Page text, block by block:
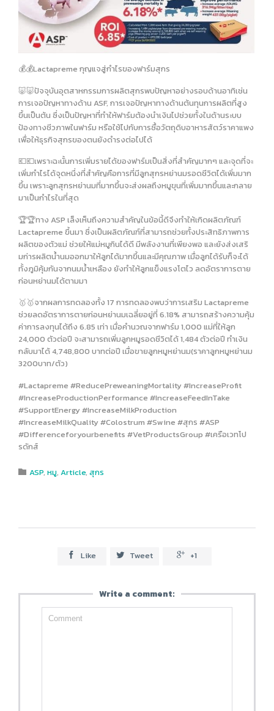
💰💰Lactapreme กุญแจสู่กำไรของฟาร์มสุกร
🐷🐷ปัจจุบันอุตสาหกรรมการผลิตสุกรพบปัญหาอย่างรอบด้านอาทิเช่น
การเจอปัญหาทางด้าน ASF, การเจอปัญหาทางด้านต้นทุนการผลิตที่สูง
ขึ้นเป็นต้น ซึ่งเป็นปัญหาที่ทำให้ฟาร์มต้องนำเงินไปช่วยทั้งในด้านระบบ
ป้องทางชีวภาพในฟาร์ม หรือใช้ไปกับการซื้อวัตถุดิบอาหารสัตว์ราคาแพง
เพื่อให้ธุรกิจสุกรของตนยังดำรงต่อไปได้
💶💶เพราะฉะนั้นการเพิ่มรายได้ของฟาร์มเป็นสิ่งที่สำคัญมากๆ และจุดที่จะ
เพิ่มกำไรได้จุดหนึ่งที่สำคัญคือการที่มีลูกสุกรหย่านมรอดชีวิตได้เพิ่มมาก
ขึ้น เพราะลูกสุกรหย่านมที่มากขึ้นจะส่งผลถึงหมูขุนที่เพิ่มมากขึ้นและกลาย
มาเป็นกำไรในที่สุด
🏆🏆ทาง ASP เล็งเห็นถึงความสำคัญในข้อนี้ดีจึงทำให้เกิดผลิตภัณฑ์
Lactapreme ขึ้นมา ซึ่งเป็นผลิตภัณฑ์ที่สามารถช่วยทั้งประสิทธิภาพการ
ผลิตของตัวแม่ ช่วยให้แม่หมูกินได้ดี มีพลังงานที่เพียงพอ และยังส่งเสริ
มก่ารผลิตน้ำนมออกมาให้ลูกได้มากขึ้นและมีคุณภาพ เมื่อลูกได้รับก็จะได้
ทั้งภูมิคุ้มกันจากนมน้ำเหลือง ยังทำให้ลูกแข็งแรงโตไว ลดอัตราการตาย
ก่อนหย่านมได้ตามมา
🥇🥇จากผลการทดลองทั้ง 17 การทดลองพบว่าการเสริม Lactapreme
ช่วยลดอัตราการตายก่อนหย่านมเฉลี่ยอยู่ที่ 6.18% สามารถสร้างความคุ้ม
ค่าการลงทุนได้ถึง 6.85 เท่า เมื่อคำนวณจากฟาร์ม 1,000 แม่ที่ให้ลูก
24,000 ตัวต่อปี จะสามารถเพิ่มลูกหมูรอดชีวิตได้ 1,484 ตัวต่อปี ทำเงิน
กลับมาได้ 4,748,800 บาทต่อปี เมื่อขายลูกหมูหย่านม(ราคาลูกหมูหย่านม
3200บาท/ตัว)
#Lactapreme #ReducePreweaningMortality #IncreaseProfit
#IncreaseProductionPerformance #IncreaseFeedInTake
#SupportEnergy #IncreaseMilkProduction
#IncreaseMilkQuality #Colostrum #Swine #สุกร #ASP
#Differenceforyourbenefits #VetProductsGroup #เครือเวทโป
รดักส์
 Category
ASP, หมู, Article, สุกร
 Like  Tweet  +1
Write a comment: